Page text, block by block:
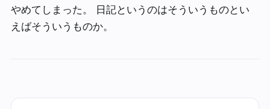
やめてしまった。 日記というのはそういうものとい
えばそういうものか。